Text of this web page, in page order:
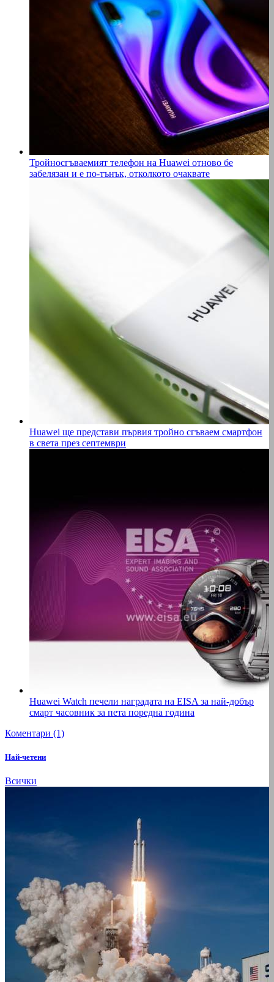
Тройносгъваемият телефон на Huawei отново бе
забелязан и е по-тънък, отколкото очаквате
Huawei ще представи първия тройно сгъваем смартфон
в света през септември
Huawei Watch печели наградата на EISA за най-добър
смарт часовник за пета поредна година
Коментари (1)
Най-четени
Всички